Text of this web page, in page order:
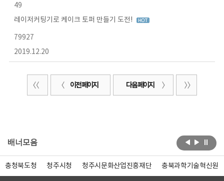
49
레이저커팅기로 케이크 토퍼 만들기 도전!
79927
2019.12.20
이전 페이지 다음 페이지
배너모음
충청북도청 청주시청 청주시문화산업진흥재단 충북과학기술혁신원